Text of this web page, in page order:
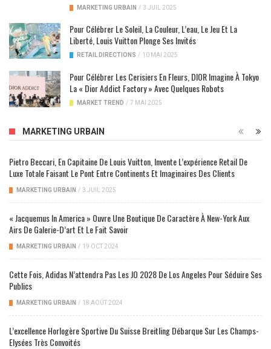
MARKETING URBAIN / 3 JUIL 2025
Pour Célébrer Le Soleil, La Couleur, L’eau, Le Jeu Et La
Liberté, Louis Vuitton Plonge Ses Invités
RETAIL DIRECTIONS / 10 MAI 2025
Pour Célébrer Les Cerisiers En Fleurs, DIOR Imagine À Tokyo
La « Dior Addict Factory » Avec Quelques Robots
MARKET TREND / 7 MAI 2025
MARKETING URBAIN
Pietro Beccari, En Capitaine De Louis Vuitton, Invente L’expérience Retail De
Luxe Totale Faisant Le Pont Entre Continents Et Imaginaires Des Clients
MARKETING URBAIN / 3 JUIL 2025
« Jacquemus In America » Ouvre Une Boutique De Caractère À New-York Aux
Airs De Galerie-D’art Et Le Fait Savoir
MARKETING URBAIN / 19 OCT 2024
Cette Fois, Adidas N’attendra Pas Les JO 2028 De Los Angeles Pour Séduire Ses
Publics
MARKETING URBAIN / 18 AOÛT 2024
L’excellence Horlogère Sportive Du Suisse Breitling Débarque Sur Les Champs-
Elysées Très Convoités